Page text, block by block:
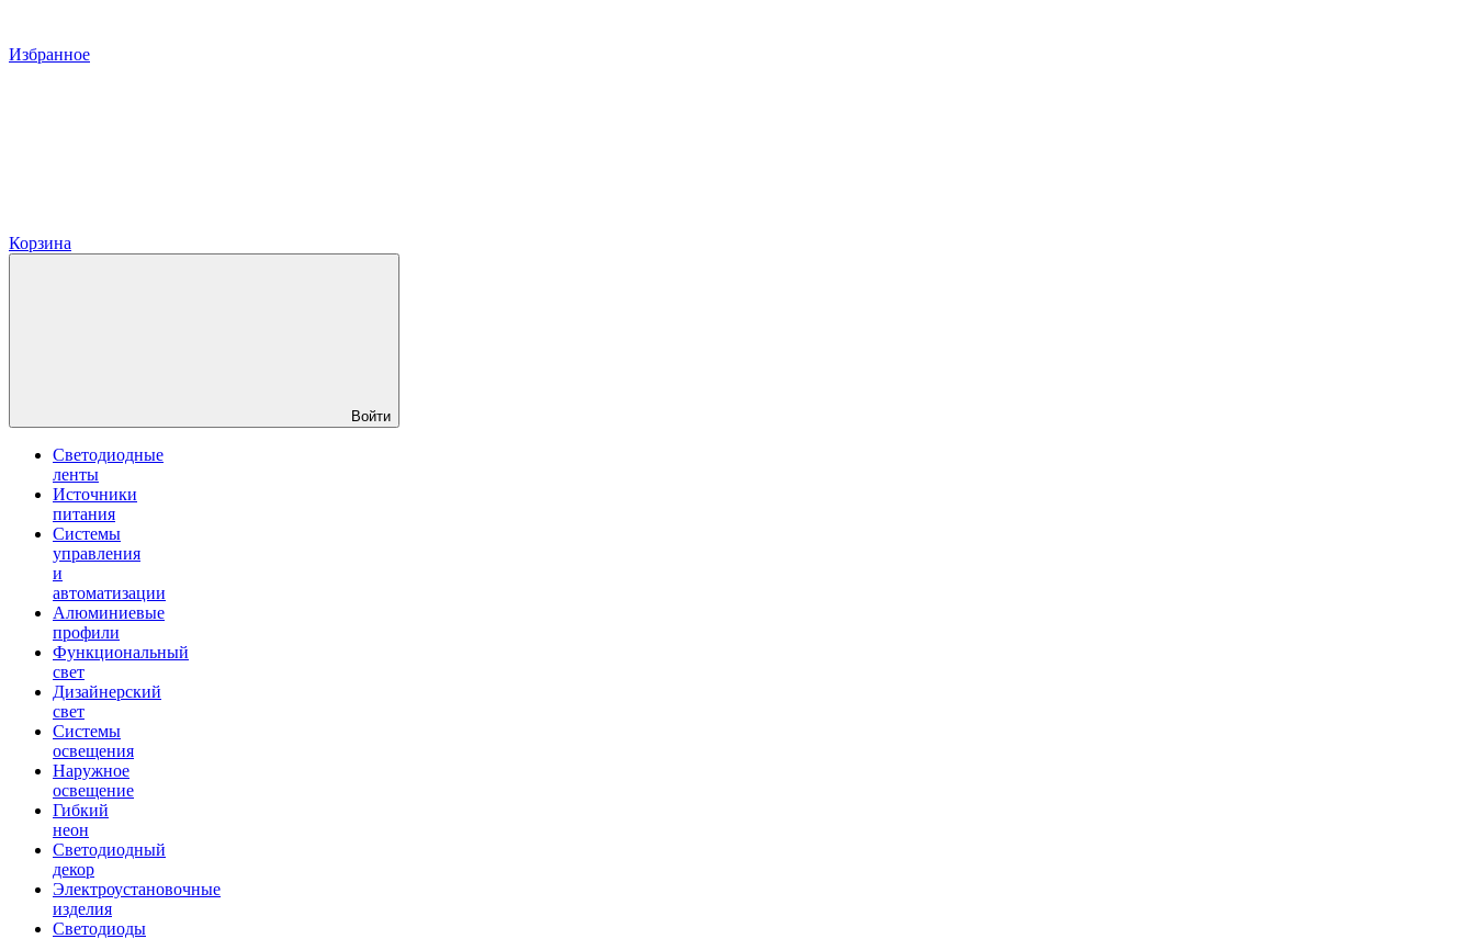
Избранное
Корзина
Войти
Светодиодные
ленты
Источники
питания
Системы
управления
и
автоматизации
Алюминиевые
профили
Функциональный
свет
Дизайнерский
свет
Системы
освещения
Наружное
освещение
Гибкий
неон
Светодиодный
декор
Электроустановочные
изделия
Светодиоды